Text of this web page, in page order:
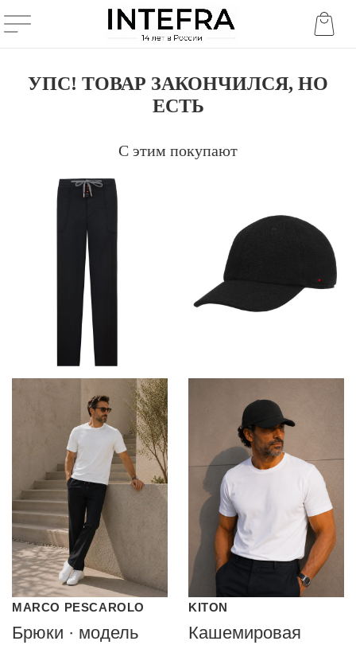
УПС! ТОВАР ЗАКОНЧИЛСЯ, НО
ЕСТЬ
С этим покупают
MARCO PESCAROLO
Брюки · модель
KITON
Кашемировая